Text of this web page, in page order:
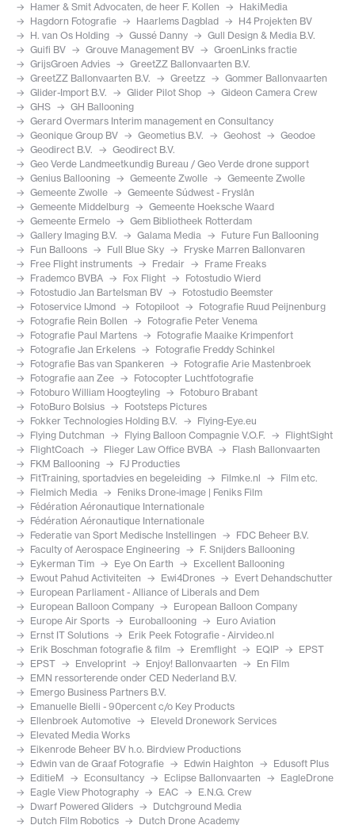
Hamer & Smit Advocaten, de heer F. Kollen
HakiMedia
Hagdorn Fotografie
Haarlems Dagblad
H4 Projekten BV
H. van Os Holding
Gussé Danny
Gull Design & Media B.V.
Guifi BV
Grouve Management BV
GroenLinks fractie
GrijsGroen Advies
GreetZZ Ballonvaarten B.V.
GreetZZ Ballonvaarten B.V.
Greetzz
Gommer Ballonvaarten
Glider-Import B.V.
Glider Pilot Shop
Gideon Camera Crew
GHS
GH Ballooning
Gerard Overmars Interim management en Consultancy
Geonique Group BV
Geometius B.V. Geohost
Geodoe
Geodirect B.V.
Geodirect B.V.
Geo Verde Landmeetkundig Bureau / Geo Verde drone support
Genius Ballooning
Gemeente Zwolle
Gemeente Zwolle
Gemeente Zwolle
Gemeente Súdwest - Fryslân
Gemeente Middelburg
Gemeente Hoeksche Waard
Gemeente Ermelo
Gem Bibliotheek Rotterdam
Gallery Imaging B.V.
Galama Media
Future Fun Ballooning
Fun Balloons
Full Blue Sky
Fryske Marren Ballonvaren
Free Flight instruments
Fredair
Frame Freaks
Frademco BVBA
Fox Flight
Fotostudio Wierd
Fotostudio Jan Bartelsman BV
Fotostudio Beemster
Fotoservice IJmond
Fotopiloot
Fotografie Ruud Peijnenburg
Fotografie Rein Bollen
Fotografie Peter Venema
Fotografie Paul Martens
Fotografie Maaike Krimpenfort
Fotografie Jan Erkelens
Fotografie Freddy Schinkel
Fotografie Bas van Spankeren
Fotografie Arie Mastenbroek
Fotografie aan Zee
Fotocopter Luchtfotografie
Fotoburo William Hoogteyling
Fotoburo Brabant
FotoBuro Bolsius
Footsteps Pictures
Fokker Technologies Holding B.V.
Flying-Eye.eu
Flying Dutchman
Flying Balloon Compagnie V.O.F.
FlightSight
FlightCoach
Flieger Law Office BVBA
Flash Ballonvaarten
FKM Ballooning
FJ Producties
FitTraining, sportadvies en begeleiding
Filmke.nl
Film etc.
Fielmich Media
Feniks Drone-image | Feniks Film
Fédération Aéronautique Internationale
Fédération Aéronautique Internationale
Federatie van Sport Medische Instellingen
FDC Beheer B.V.
Faculty of Aerospace Engineering
F. Snijders Ballooning
Eykerman Tim
Eye On Earth
Excellent Ballooning
Ewout Pahud Activiteiten
Ewi4Drones
Evert Dehandschutter
European Parliament - Alliance of Liberals and Dem
European Balloon Company
European Balloon Company
Europe Air Sports
Euroballooning
Euro Aviation
Ernst IT Solutions
Erik Peek Fotografie - Airvideo.nl
Erik Boschman fotografie & film
Eremflight EQIP
EPST
EPST
Enveloprint Enjoy! Ballonvaarten
En Film
EMN ressorterende onder CED Nederland B.V.
Emergo Business Partners B.V.
Emanuelle Bielli - 90percent c/o Key Products
Ellenbroek Automotive
Eleveld Dronework Services
Elevated Media Works
Eikenrode Beheer BV h.o. Birdview Productions
Edwin van de Graaf Fotografie
Edwin Haighton
Edusoft Plus
EditieM
Econsultancy Eclipse Ballonvaarten
EagleDrone
Eagle View Photography
EAC
E.N.G. Crew
Dwarf Powered Gliders
Dutchground Media
Dutch Film Robotics
Dutch Drone Academy